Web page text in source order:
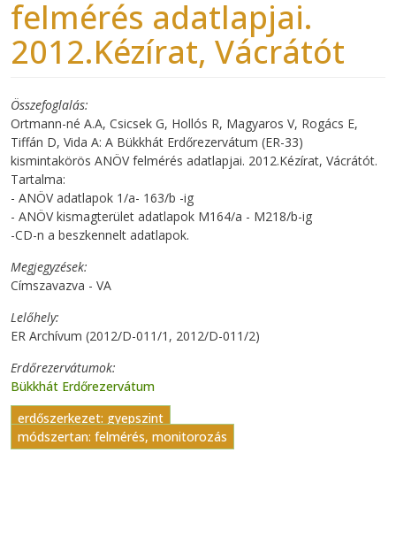
felmérés adatlapjai.
2012.Kézírat, Vácrátót
Összefoglalás
Ortmann-né A.A, Csicsek G, Hollós R, Magyaros V, Rogács E,
Tiffán D, Vida A: A Bükkhát Erdőrezervátum (ER-33)
kismintakörös ANÖV felmérés adatlapjai. 2012.Kézírat, Vácrátót.
Tartalma:
- ANÖV adatlapok 1/a- 163/b -ig
- ANÖV kismagterület adatlapok M164/a - M218/b-ig
-CD-n a beszkennelt adatlapok.
Megjegyzések
Címszavazva - VA
Lelőhely
ER Archívum (2012/D-011/1, 2012/D-011/2)
Erdőrezervátumok
Bükkhát Erdőrezervátum
erdőszerkezet: gyepszint
módszertan: felmérés, monitorozás